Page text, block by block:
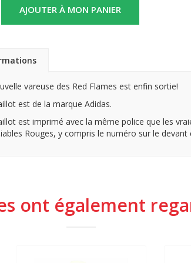
AJOUTER À MON PANIER
vareuse des Red Flames est enfin sortie!
est de la marque Adidas.
est imprimé avec la même police que les
Rouges, y compris le numéro sur le devant
ont également